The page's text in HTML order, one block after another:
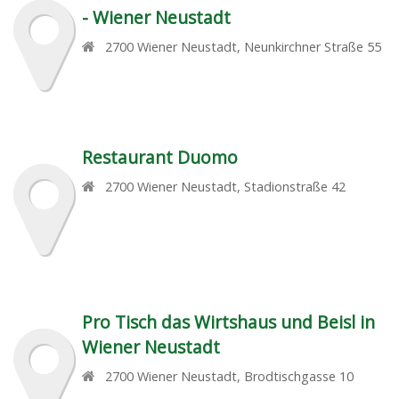
- Wiener Neustadt
2700 Wiener Neustadt, Neunkirchner Straße 55
Restaurant Duomo
2700 Wiener Neustadt, Stadionstraße 42
Pro Tisch das Wirtshaus und Beisl in
Wiener Neustadt
2700 Wiener Neustadt, Brodtischgasse 10